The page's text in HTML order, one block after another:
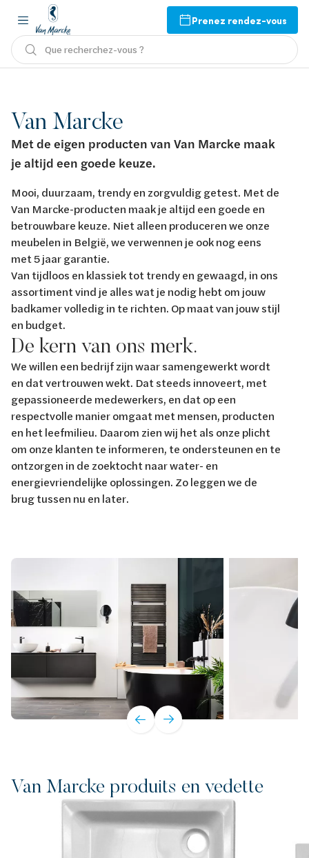
Prenez rendez-vous
Que recherchez-vous ?
Van Marcke
Met de eigen producten van Van Marcke maak
je altijd een goede keuze.
Mooi, duurzaam, trendy en zorgvuldig getest. Met de
Van Marcke-producten maak je altijd een goede en
betrouwbare keuze. Niet alleen produceren we onze
meubelen in België, we verwennen je ook nog eens
met 5 jaar garantie.
Van tijdloos en klassiek tot trendy en gewaagd, in ons
assortiment vind je alles wat je nodig hebt om jouw
badkamer volledig in te richten. Op maat van jouw stijl
en budget.
De kern van ons merk.
We willen een bedrijf zijn waar samengewerkt wordt
en dat vertrouwen wekt. Dat steeds innoveert, met
gepassioneerde medewerkers, en dat op een
respectvolle manier omgaat met mensen, producten
en het leefmilieu. Daarom zien wij het als onze plicht
om onze klanten te informeren, te ondersteunen en te
ontzorgen in de zoektocht naar water- en
energievriendelijke oplossingen. Zo leggen we de
brug tussen nu en later.
Van Marcke produits en vedette